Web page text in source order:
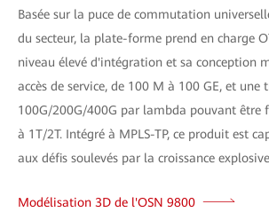
Basée sur la puce de commutation
du secteur, la plate-forme prend en charge
niveau élevé d'intégration et sa conception
accès de service, de 100 M à 100 GE, et une
100G/200G/400G par lambda pouvant être
à 1T/2T. Intégré à MPLS-TP, ce produit est
aux défis soulevés par la croissance
Modélisation 3D de l'OSN 9800